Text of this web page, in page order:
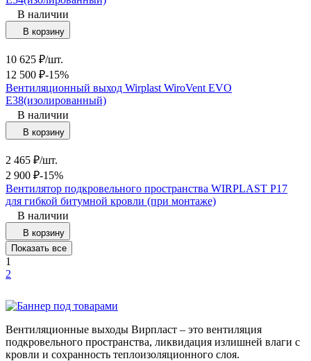
В наличии
В корзину
10 625 ₽/шт.
12 500 ₽-15%
Вентиляционный выход Wirplast WiroVent EVO
Е38(изолированный)
В наличии
В корзину
2 465 ₽/шт.
2 900 ₽-15%
Вентилятор подкровельного пространства WIRPLAST P17
для гибкой битумной кровли (при монтаже)
В наличии
В корзину
Показать все
1
2
Вентиляционные выходы Вирпласт – это вентиляция
подкровельного пространства, ликвидация излишней влаги с
кровли и сохранность теплоизоляционного слоя.